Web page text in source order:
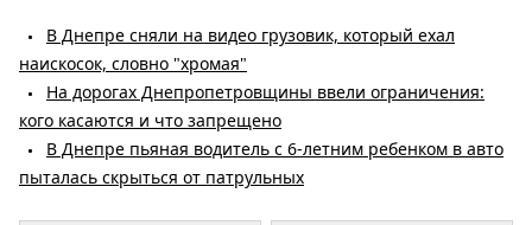
В Днепре сняли на видео грузовик, который ехал
наискосок, словно "хромая"
На дорогах Днепропетровщины ввели ограничения:
кого касаются и что запрещено
В Днепре пьяная водитель с 6-летним ребенком в авто
пыталась скрыться от патрульных